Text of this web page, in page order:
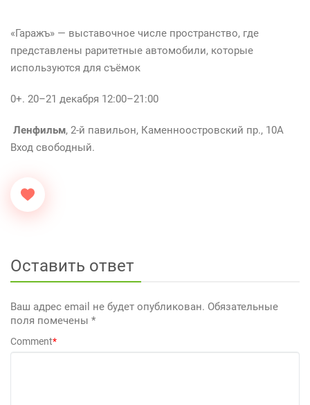
«Гаражъ» — выставочное числе пространство, где
представлены раритетные автомобили, которые
используются для съёмок
0+. 20–21 декабря 12:00–21:00
Ленфильм, 2-й павильон, Каменноостровский пр., 10А
Вход свободный.
Оставить ответ
Ваш адрес email не будет опубликован. Обязательные
поля помечены *
Comment*